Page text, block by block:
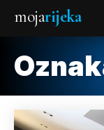
mojarijeka